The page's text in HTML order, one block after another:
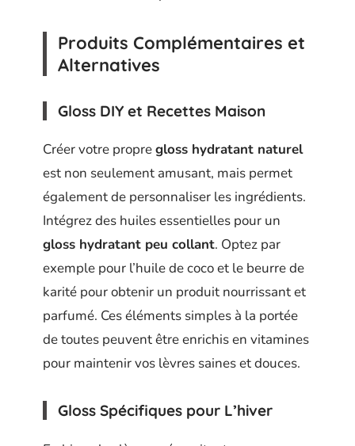
Produits Complémentaires et
Alternatives
Gloss DIY et Recettes Maison
Créer votre propregloss hydratant naturel
est non seulement amusant, mais permet
également de personnaliser les ingrédients.
Intégrez des huiles essentielles pour un
gloss hydratant peu collant. Optez par
exemple pour l’huile de coco et le beurre de
karité pour obtenir un produit nourrissant et
parfumé. Ces éléments simples à la portée
de toutes peuvent être enrichis en vitamines
pour maintenir vos lèvres saines et douces.
Gloss Spécifiques pour L’hiver